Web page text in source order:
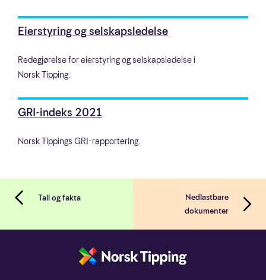
Eierstyring og selskapsledelse
Redegjørelse for eierstyring og selskapsledelse i
Norsk Tipping.
GRI-indeks 2021
Norsk Tippings GRI-rapportering.
Tall og fakta
Nedlastbare
dokumenter